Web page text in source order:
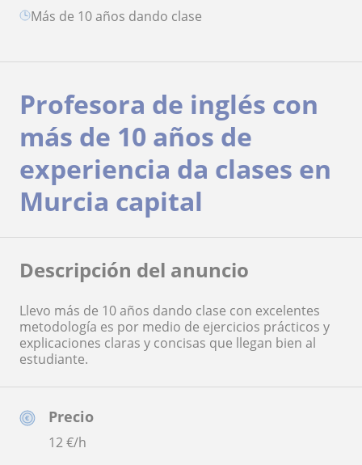
más de 10 años dando clase
Precio
12€/h
Profesora de inglés con
más de 10 años de
experiencia da clases en
Murcia capital
Descripción del anuncio
Llevo más de 10 años dando clase con excelentes
metodología es por medio de ejercicios prácticos y
explicaciones claras y concisas que llegan bien al
estudiante.